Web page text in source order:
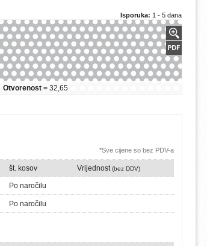
Otvorenost = 32,65
Isporuka: 1 - 5 dana
*Sve cijene so bez PDV-a
št. kosov Vrijednost(bez DDV)
Po naročilu
Po naročilu